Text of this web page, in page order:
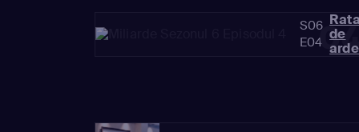
S06
E04
Rata
de